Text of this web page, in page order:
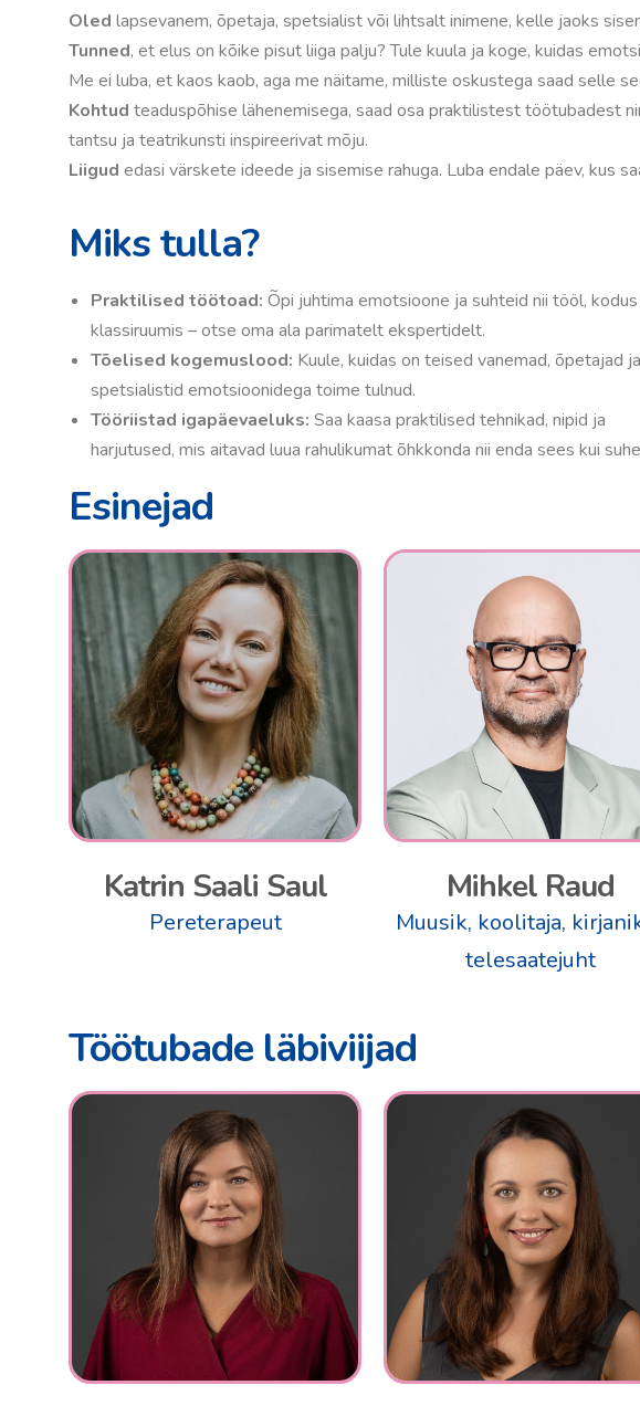
Oled lapsevanem, õpetaja, spetsialist või lihtsalt inimene, kelle jaoks
Tunned, et elus on kõike pisut liiga palju? Tule kuula ja koge, kuidas
Me ei luba, et kaos kaob, aga me näitame, milliste oskustega saad selle
Kohtud teaduspõhise lähenemisega, saad osa praktilistest töötubadest
tantsu ja teatrikunsti inspireerivat mõju.
Liigud edasi värskete ideede ja sisemise rahuga. Luba endale päev, kus
Miks tulla?
Praktilised töötoad: Õpi juhtima emotsioone ja suhteid nii tööl, kodus
klassiruumis – otse oma ala parimatelt ekspertidelt.
Tõelised kogemuslood: Kuule, kuidas on teised vanemad, õpetajad ja
spetsialistid emotsioonidega toime tulnud.
Tööriistad igapäevaeluks: Saa kaasa praktilised tehnikad, nipid ja
harjutused, mis aitavad luua rahulikumat õhkkonda nii enda sees kui
Esinejad
Katrin Saali Saul
Pereterapeut
Mihkel Raud
Muusik, koolitaja,
telesaatejuht
Töötubade läbiviijad